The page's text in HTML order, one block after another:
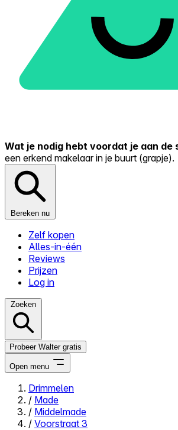
Wat je nodig hebt voordat je aan de
een erkend makelaar in je buurt (grapje).
Bereken nu
Zelf kopen
Alles-in-één
Reviews
Prijzen
Log in
Zoeken
Probeer Walter gratis
Open menu
Close menu
Drimmelen
/ Made
/ Middelmade
/ Voorstraat 3